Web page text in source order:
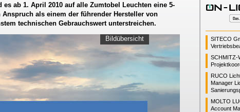
ab 1. April 2010 auf alle Zumtobel Leuchten eine 5-
als einem der führender Hersteller von
technischen Gebrauchswert unterstreichen.
Bildübersicht
SITECO
SCHMITZ-
RUCO
Manager
MOLTO
Account